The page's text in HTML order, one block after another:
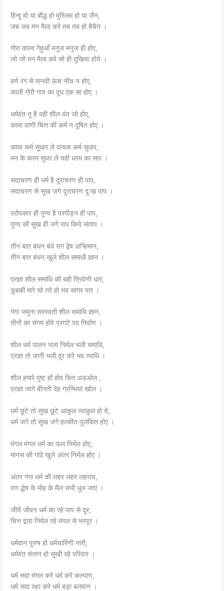
हिन्दू हो या बौद्ध हो मुस्लिम हो या जैन,
जब जब मन मैला करे तब तब हो बैचैन ।
गोरा काला गेहुआँ मनुज मनुज ही होए,
जो जो मन मैला करे सो ही दुखिया होये ।
वर्ण रंग से मानवी ऊंच नींच न होए,
काली गोरी गाय का दूध एक सा होए ।
धर्मवंत तू है वही शील वंत जो होए,
काया वाणी चित्त की कर्म न दूषित होए ।
काया कर्म सुधार ले वाचक कर्म सुधार,
मन के करम सुधर ले यही धरम का सार ।
सदाचरण ही धर्म है दुराचरण ही पाप,
सदाचरण से सुख जगे दुराचरण दुःख पाप ।
परोपकार ही पुण्य है परपीड़न ही पाप,
पुण्य की सुख ही जगे पाप किये संताप ।
तीन बात बंधन बंधे राग द्वेष अभ्हिमान,
तीन बात बंधन खुले शील समाधी ज्ञान ।
प्रज्ञा शील समाधि की बही त्रिवेणी धार,
डुबकी मारे सो तरे हो भव सागर पार ।
गंगा जमुना सरस्वती शील समाधि ज्ञान,
तीनों का संगम होवे प्रगटे पद निर्वाण ।
शील धर्म पालन भला निर्मल भली समाधि,
प्रज्ञा तो जागी भली दूर करे भव व्याधि ।
शील हमारे पुष्ट हों होव चित अडओल ,
प्रज्ञा जागे बीनती देह ग्रन्थियां खोल ।
धर्म छूटे तो सुख छूटे आकुल व्याकुल हो ये,
धर्म जगे तो सुख जगे हल्कीत पुलकित होए ।
मंगल मंगल धर्म का फल निर्मल होए,
मानस की गांठे खुले अंतर निर्मल होए ।
अंतर गंगा धर्म की लहर लहर लहराय,
राग द्धेष के मोह के मैल सभी धुल जाएं ।
जीयें जीवन धर्म का रहे पाप से दूर,
चित्त द्वारा निर्मल रहे मंगल से भरपूर ।
धर्मवान पुरुष हो धर्मचारिणी नारी,
धर्मवंत संतान हो सुखी रहे परिवार ।
धर्म सदा मंगल करे धर्म करे कल्याण,
धर्म सदा रक्षा करे धर्म बड़ा बलवान ।